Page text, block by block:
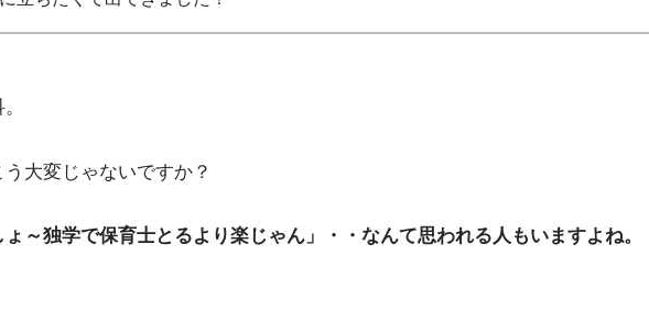
大変じゃないですか？
～独学で保育士とるより楽じゃん」・・なんて思われる人もいますよね。